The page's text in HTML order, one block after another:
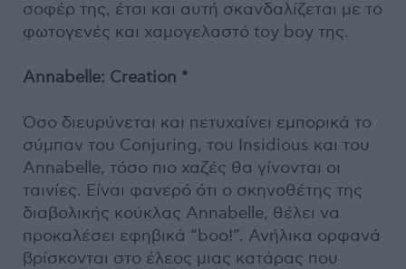
σοφέρ της, έτσι και αυτή σκανδαλίζεται με το
φωτογενές και χαμογελαστό toy boy της.
Annabelle: Creation *
Όσο διευρύνεται και πετυχαίνει εμπορικά το
σύμπαν του Conjuring, του Insidious και του
Annabelle, τόσο πιο χαζές θα γίνονται οι
ταινίες. Είναι φανερό ότι ο σκηνοθέτης της
διαβολικής κούκλας Annabelle, θέλει να
προκαλέσει εφηβικά “boo!”. Ανήλικα ορφανά
βρίσκονται στο έλεος μιας κατάρας που